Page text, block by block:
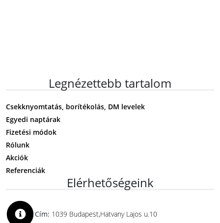
Legnézettebb tartalom
Csekknyomtatás, borítékolás, DM levelek
Egyedi naptárak
Fizetési módok
Rólunk
Akciók
Referenciák
Elérhetőségeink
Cím: 1039 Budapest,Hatvany Lajos u.10